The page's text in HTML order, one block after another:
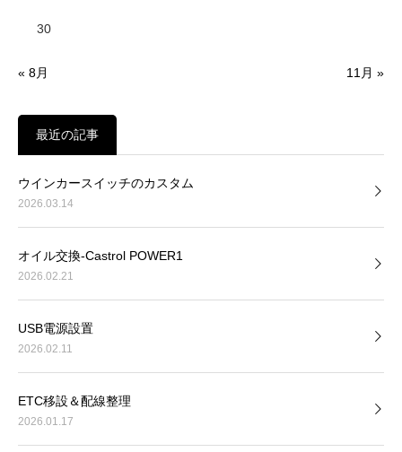
30
« 8月 11月 »
最近の記事
ウインカースイッチのカスタム
2026.03.14
オイル交換-Castrol POWER1
2026.02.21
USB電源設置
2026.02.11
ETC移設＆配線整理
2026.01.17